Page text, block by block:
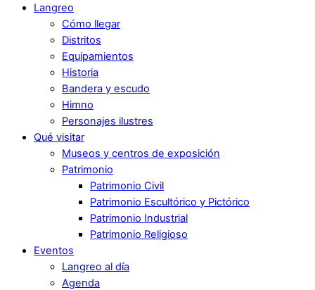
Langreo
Cómo llegar
Distritos
Equipamientos
Historia
Bandera y escudo
Himno
Personajes ilustres
Qué visitar
Museos y centros de exposición
Patrimonio
Patrimonio Civil
Patrimonio Escultórico y Pictórico
Patrimonio Industrial
Patrimonio Religioso
Eventos
Langreo al día
Agenda